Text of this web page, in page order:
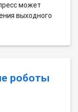
может
выходного
роботы